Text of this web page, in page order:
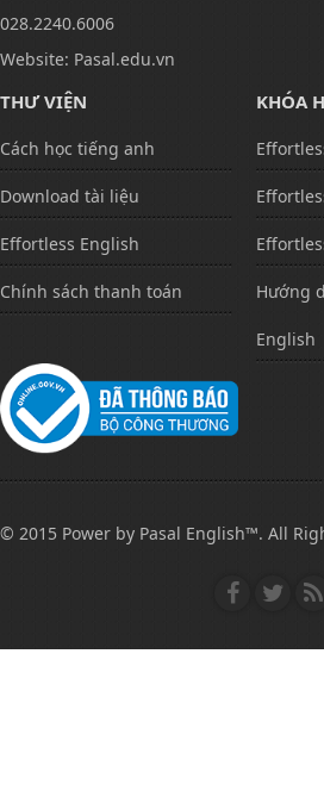
028.2240.6006
Website: Pasal.edu.vn
THƯ VIỆN
Cách học tiếng anh
Download tài liệu
Effortless English
Chính sách thanh toán
KHÓA
Hướng
English
© 2015 Power by Pasal English™. All